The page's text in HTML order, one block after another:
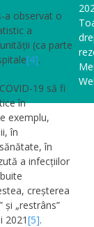
a observat o
a
(ca parte
[4].
19 să fi
în
exemplu,
în
în
a infecțiilor
creșterea
„restrâns”
2021[5].